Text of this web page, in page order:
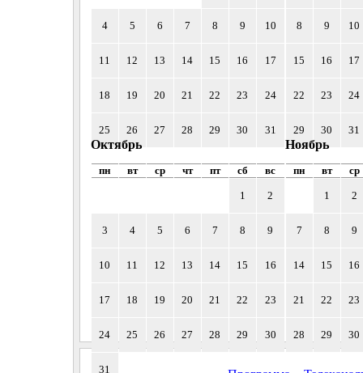
4 5 6 7 8 9 10
11 12 13 14 15 16 17
18 19 20 21 22 23 24
25 26 27 28 29 30 31
8 9 10
15 16 17
22 23 24
29 30 31
Октябрь
пн вт ср чт пт сб вс
1 2
3 4 5 6 7 8 9
10 11 12 13 14 15 16
17 18 19 20 21 22 23
24 25 26 27 28 29 30
31
Ноябрь
пн вт ср
1 2
7 8 9
14 15 16
21 22 23
28 29 30